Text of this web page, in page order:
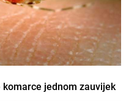
jednom zauvijek